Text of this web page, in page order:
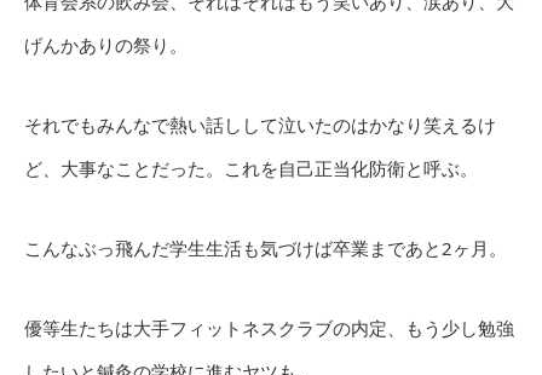
げんかありの祭り。
それでもみんなで熱い話しして泣いたのはかなり笑えるけ
ど、大事なことだった。これを自己正当化防衛と呼ぶ。
こんなぶっ飛んだ学生生活も気づけば卒業まであと2ヶ月。
優等生たちは大手フィットネスクラブの内定、もう少し勉強